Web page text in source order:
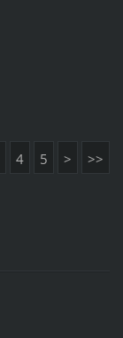
4 5 > >>